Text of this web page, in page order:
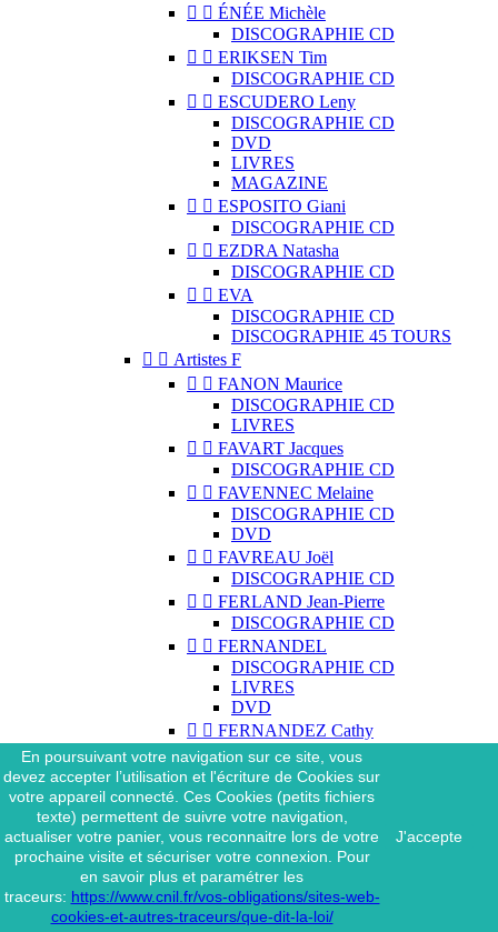
  ÉNÉE Michèle
DISCOGRAPHIE CD
  ERIKSEN Tim
DISCOGRAPHIE CD
  ESCUDERO Leny
DISCOGRAPHIE CD
DVD
LIVRES
MAGAZINE
  ESPOSITO Giani
DISCOGRAPHIE CD
  EZDRA Natasha
DISCOGRAPHIE CD
  EVA
DISCOGRAPHIE CD
DISCOGRAPHIE 45 TOURS
  Artistes F
  FANON Maurice
DISCOGRAPHIE CD
LIVRES
  FAVART Jacques
DISCOGRAPHIE CD
  FAVENNEC Melaine
DISCOGRAPHIE CD
DVD
  FAVREAU Joël
DISCOGRAPHIE CD
  FERLAND Jean-Pierre
DISCOGRAPHIE CD
  FERNANDEL
DISCOGRAPHIE CD
LIVRES
DVD
  FERNANDEZ Cathy
DISCOGRAPHIE CD
  FERNANDEZ Nilda
DISCOGRAPHIE CD
DVD
  FERRAT Jean
DISCOGRAPHIE CD
DISCOGRAPHIE 45 TOURS
DISCOGRAPHIE 33 TOURS
DVD
En poursuivant votre navigation sur ce site, vous
devez accepter l’utilisation et l'écriture de Cookies sur
votre appareil connecté. Ces Cookies (petits fichiers
texte) permettent de suivre votre navigation,
actualiser votre panier, vous reconnaitre lors de votre
prochaine visite et sécuriser votre connexion. Pour
en savoir plus et paramétrer les
traceurs: https://www.cnil.fr/vos-obligations/sites-web-
cookies-et-autres-traceurs/que-dit-la-loi/
J'accepte